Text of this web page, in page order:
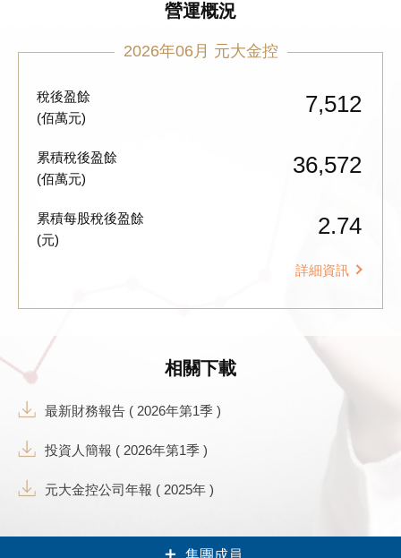
營運概況
2026年06月 元大金控
稅後盈餘
(佰萬元)
7,512
累積稅後盈餘
(佰萬元)
36,572
累積每股稅後盈餘
(元)
2.74
詳細資訊
相關下載
最新財務報告 ( 2026年第1季 )
投資人簡報 ( 2026年第1季 )
元大金控公司年報 ( 2025年 )